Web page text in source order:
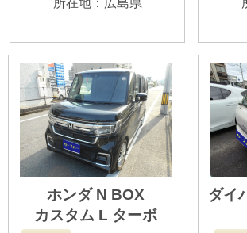
い勝手も良かったと
思います。 距離も少
なめかと思いますの
で、よろしくお願い
します。
ち
の
え
く
ホンダ N BOX
カスタム L ターボ
ダイ